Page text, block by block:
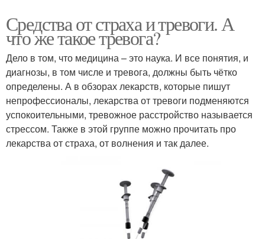
Средства от страха и тревоги. А
что же такое тревога?
Дело в том, что медицина – это наука. И все понятия, и
диагнозы, в том числе и тревога, должны быть чётко
определены. А в обзорах лекарств, которые пишут
непрофессионалы, лекарства от тревоги подменяются
успокоительными, тревожное расстройство называется
стрессом. Также в этой группе можно прочитать про
лекарства от страха, от волнения и так далее.